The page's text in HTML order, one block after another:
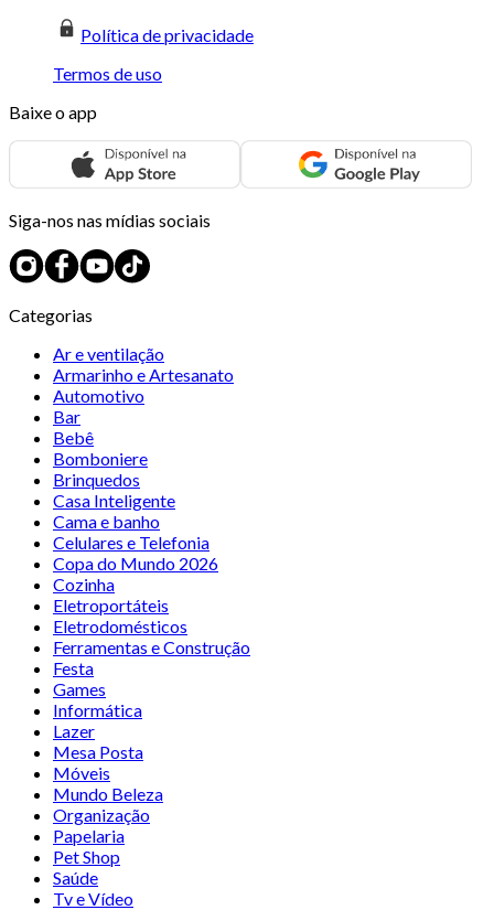
Política de privacidade
Termos de uso
Baixe o app
Siga-nos nas mídias sociais
Categorias
Ar e ventilação
Armarinho e Artesanato
Automotivo
Bar
Bebê
Bomboniere
Brinquedos
Casa Inteligente
Cama e banho
Celulares e Telefonia
Copa do Mundo 2026
Cozinha
Eletroportáteis
Eletrodomésticos
Ferramentas e Construção
Festa
Games
Informática
Lazer
Mesa Posta
Móveis
Mundo Beleza
Organização
Papelaria
Pet Shop
Saúde
Tv e Vídeo